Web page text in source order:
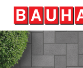
Skip
main
content